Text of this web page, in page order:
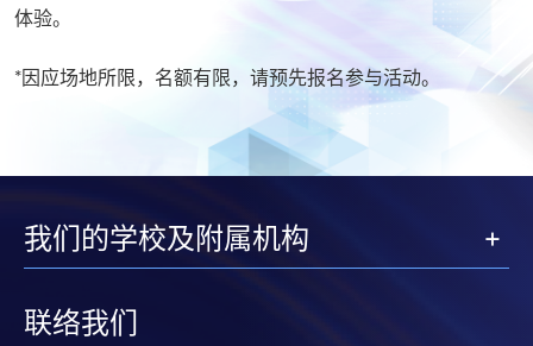
体验。
*因应场地所限，名额有限，请预先报名参与活动。
我们的学校及附属机构
联络我们